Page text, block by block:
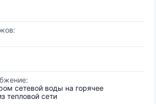
сетевой воды на горячее
тепловой сети